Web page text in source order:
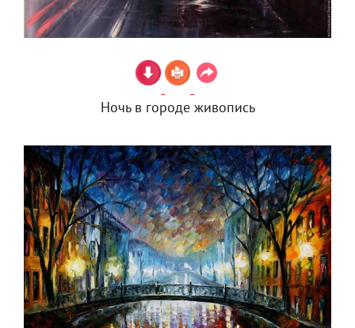
Ночь в городе живопись